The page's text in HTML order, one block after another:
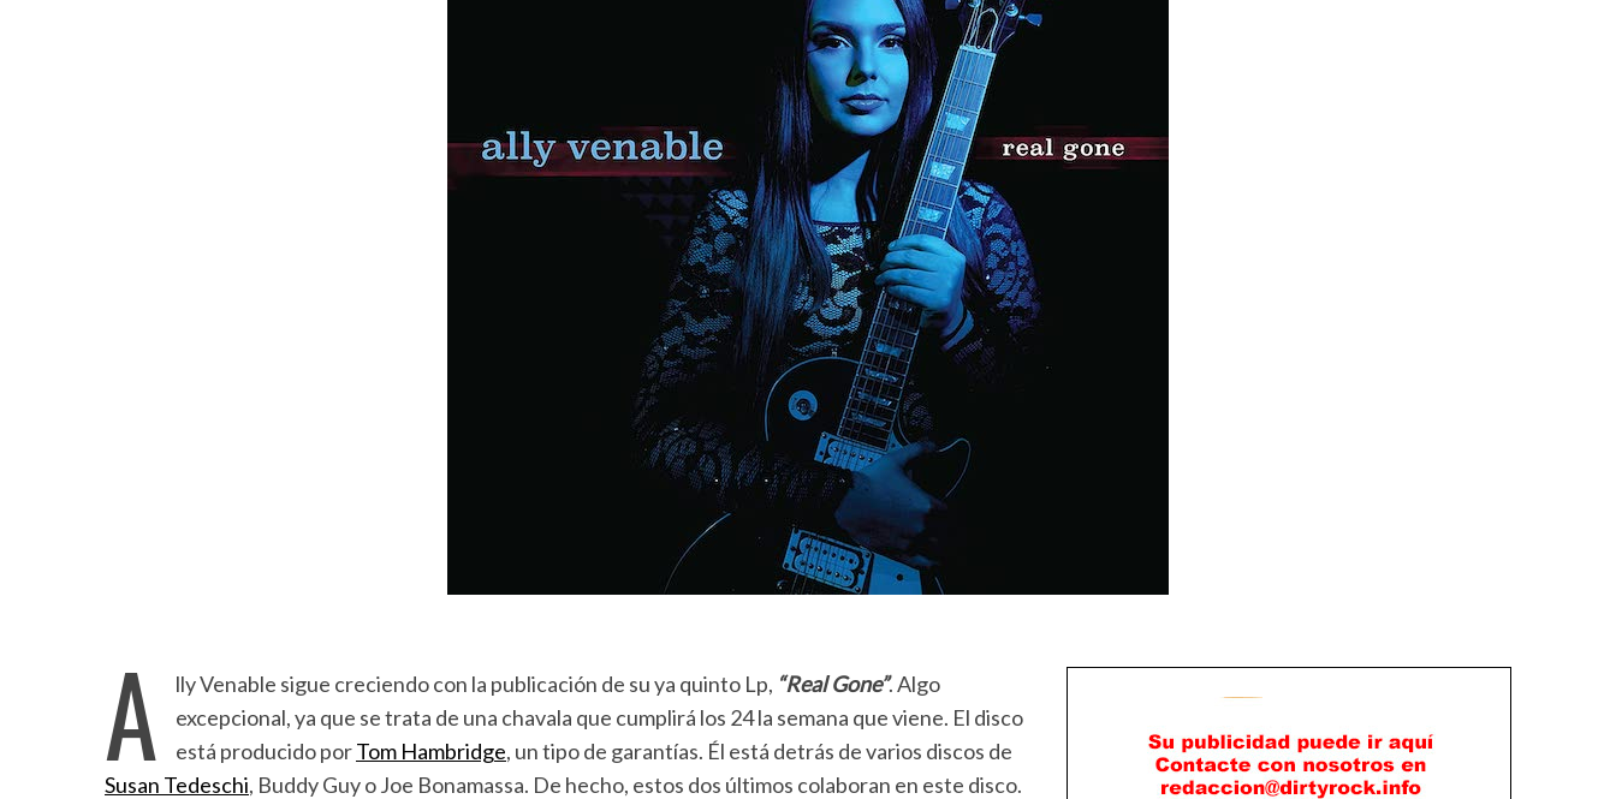
A lly Venable sigue creciendo con la publicación de su ya quinto Lp, “Real Gone”. Algo
excepcional, ya que se trata de una chavala que cumplirá los 24 la semana que viene. El disco
está producido porTom Hambridge, un tipo de garantías. Él está detrás de varios discos de
Susan Tedeschi, Buddy Guy o Joe Bonamassa. De hecho, estos dos últimos colaboran en este disco.